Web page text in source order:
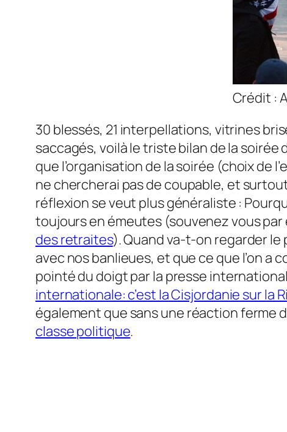
Crédit :
30 blessés, 21 interpellations, vitrines
saccagés, voilà le triste bilan de la soirée
que l’organisation de la soirée (choix de
ne chercherai pas de coupable, et
réflexion se veut plus généraliste :
toujours en émeutes (souvenez vous par
des retraites). Quand va-t-on regarder le
avec nos banlieues, et que ce que l’on a
pointé du doigt par la presse
internationale: c’est la Cisjordanie sur la
également que sans une réaction ferme
classe politique.